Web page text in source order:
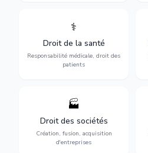
⚕️
Droit de la santé
Responsabilité médicale, droit des
patients
Défense de vos droits
médicales, responsabilité
des praticiens et
indemnisation.
🏭
Droit des sociétés
Création, fusion, acquisition
d'entreprises
Structuration de votre
société : création, fusion-
acquisition, gouvernance et
restructuration.